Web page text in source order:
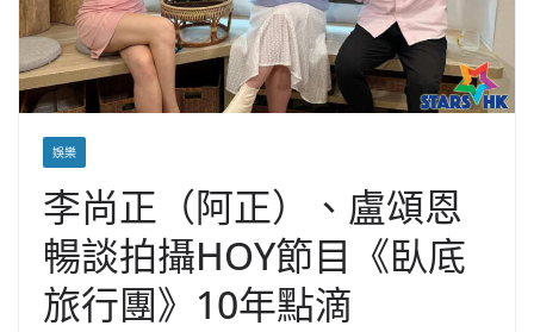
娛樂
李尚正（阿正）、盧頌恩
暢談拍攝HOY節目《臥底
旅行團》10年點滴